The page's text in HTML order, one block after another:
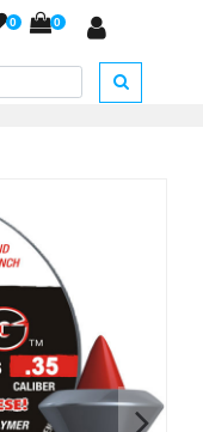
0 0
5,5 - 6,35.....
>